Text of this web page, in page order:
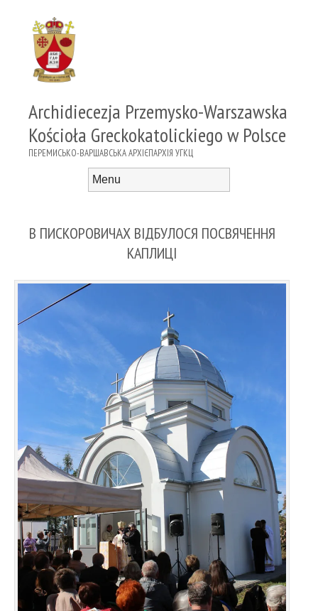
Archidiecezja Przemysko-Warszawska
Kościoła Greckokatolickiego w Polsce
ПЕРЕМИСЬКО-ВАРШАВСЬКА АРХІЄПАРХІЯ УГКЦ
В ПИСКОРОВИЧАХ ВІДБУЛОСЯ ПОСВЯЧЕННЯ
КАПЛИЦІ